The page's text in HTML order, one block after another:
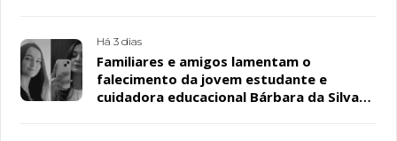
Há 3 dias
Familiares e amigos lamentam o
falecimento da jovem estudante e
cuidadora educacional Bárbara da Silva